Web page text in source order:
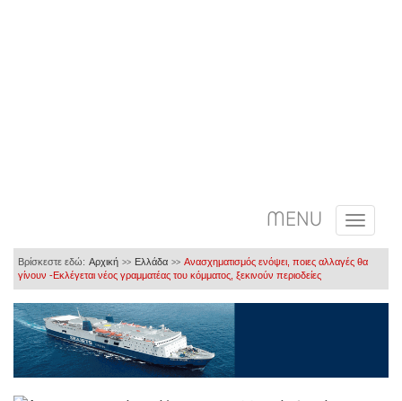
MENU
Βρίσκεστε εδώ: Αρχική >> Ελλάδα >> Ανασχηματισμός ενόψει, ποιες αλλαγές θα
γίνουν -Εκλέγεται νέος γραμματέας του κόμματος, ξεκινούν περιοδείες